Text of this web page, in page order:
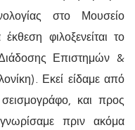
στο Μουσείο
φιλοξενείται το
Επιστημών &
Εκεί είδαμε από
σεισμογράφο, και προς
πριν ακόμα